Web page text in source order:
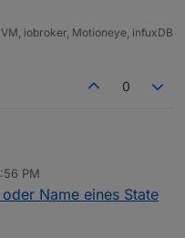
iobroker, Motioneye, infuxDB
0
Ping.
hintereinander
aus. Bei Fritz sind
PM
Name eines State